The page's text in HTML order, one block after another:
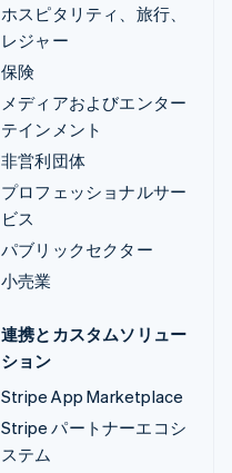
ホスピタリティ、旅行、
レジャー
保険
メディアおよびエンター
テインメント
非営利団体
プロフェッショナルサー
ビス
パブリックセクター
小売業
連携とカスタムソリュー
ション
Stripe App Marketplace
Stripe パートナーエコシ
ステム